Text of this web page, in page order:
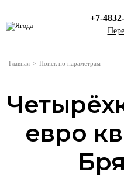
+7-
О
Главная > Поиск по параметрам
евро